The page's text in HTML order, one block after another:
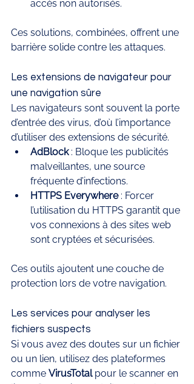
accès non autorisés.
Ces solutions, combinées, offrent une
barrière solide contre les attaques.
Les extensions de navigateur pour
une navigation sûre
Les navigateurs sont souvent la porte
d’entrée des virus, d’où l’importance
d’utiliser des extensions de sécurité.
AdBlock : Bloque les publicités
malveillantes, une source
fréquente d’infections.
HTTPS Everywhere : Forcer
l’utilisation du HTTPS garantit que
vos connexions à des sites web
sont cryptées et sécurisées.
Ces outils ajoutent une couche de
protection lors de votre navigation.
Les services pour analyser les
fichiers suspects
Si vous avez des doutes sur un fichier
ou un lien, utilisez des plateformes
comme VirusTotal pour le scanner en